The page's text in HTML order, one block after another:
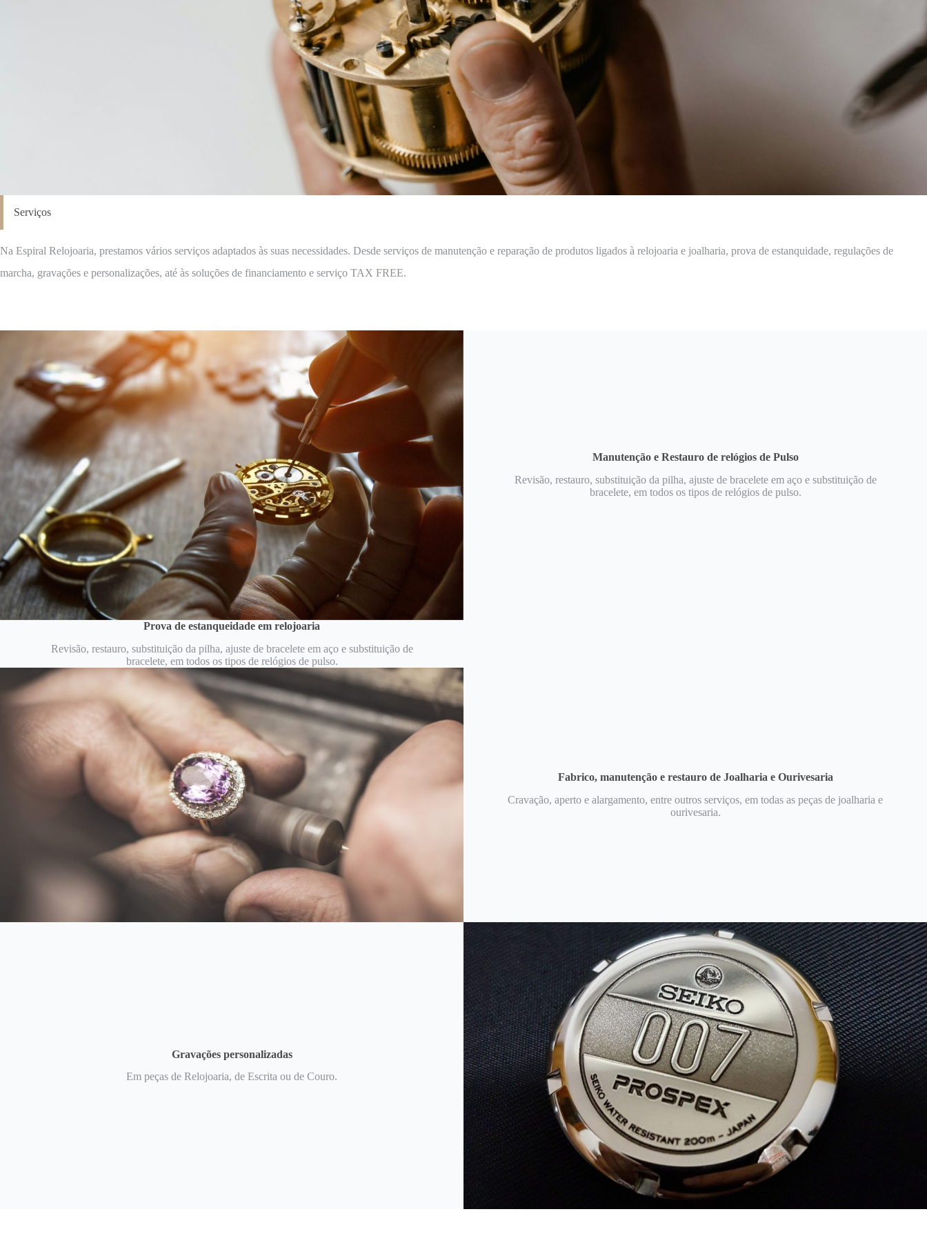
Serviços
Na Espiral Relojoaria, prestamos vários serviços adaptados às suas necessidades. Desde serviços de manutenção e reparação de produtos ligados à relojoaria e joalharia, prova de estanquidade, regulações de
marcha, gravações e personalizações, até às soluções de financiamento e serviço TAX FREE.
Manutenção e Restauro de relógios de Pulso
Revisão, restauro, substituição da pilha, ajuste de bracelete em aço e substituição de
bracelete, em todos os tipos de relógios de pulso.
Prova de estanqueidade em relojoaria
Revisão, restauro, substituição da pilha, ajuste de bracelete em aço e substituição de
bracelete, em todos os tipos de relógios de pulso.
Fabrico, manutenção e restauro de Joalharia e Ourivesaria
Cravação, aperto e alargamento, entre outros serviços, em todas as peças de joalharia e
ourivesaria.
Gravações personalizadas
Em peças de Relojoaria, de Escrita ou de Couro.